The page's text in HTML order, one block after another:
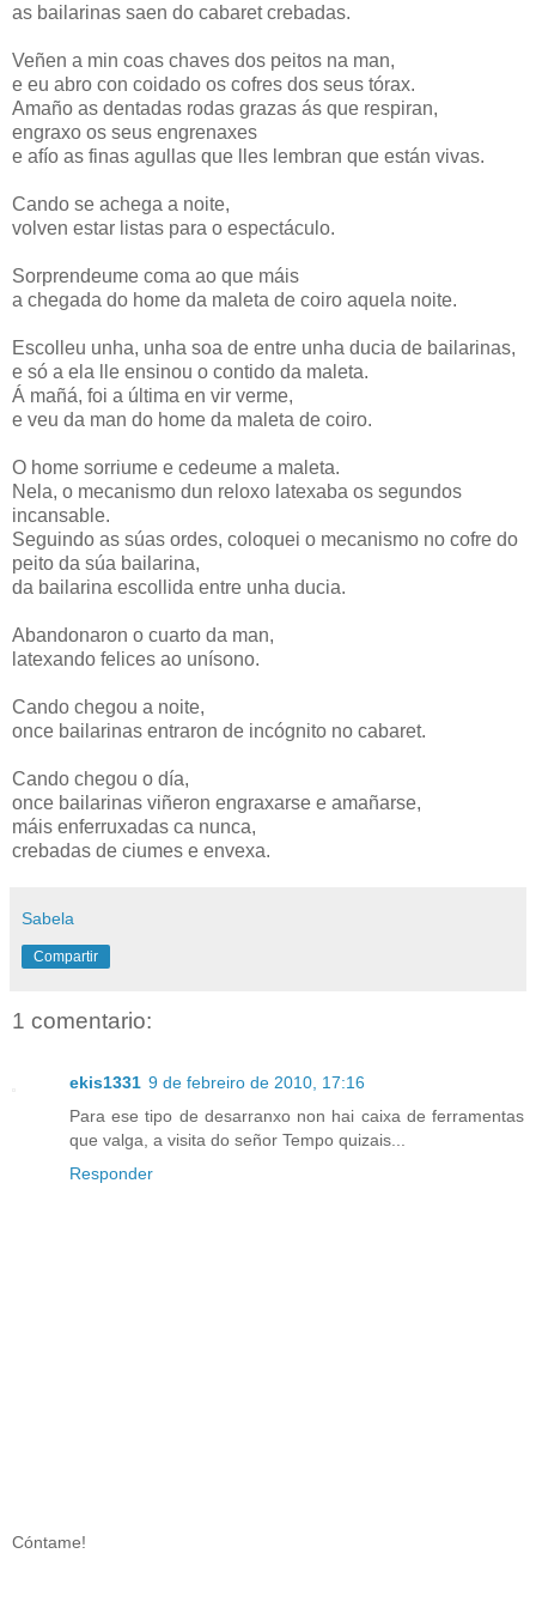
as bailarinas saen do cabaret crebadas.
Veñen a min coas chaves dos peitos na man,
e eu abro con coidado os cofres dos seus tórax.
Amaño as dentadas rodas grazas ás que respiran,
engraxo os seus engrenaxes
e afío as finas agullas que lles lembran que están vivas.
Cando se achega a noite,
volven estar listas para o espectáculo.
Sorprendeume coma ao que máis
a chegada do home da maleta de coiro aquela noite.
Escolleu unha, unha soa de entre unha ducia de bailarinas,
e só a ela lle ensinou o contido da maleta.
Á mañá, foi a última en vir verme,
e veu da man do home da maleta de coiro.
O home sorriume e cedeume a maleta.
Nela, o mecanismo dun reloxo latexaba os segundos
incansable.
Seguindo as súas ordes, coloquei o mecanismo no cofre do
peito da súa bailarina,
da bailarina escollida entre unha ducia.
Abandonaron o cuarto da man,
latexando felices ao unísono.
Cando chegou a noite,
once bailarinas entraron de incógnito no cabaret.
Cando chegou o día,
once bailarinas viñeron engraxarse e amañarse,
máis enferruxadas ca nunca,
crebadas de ciumes e envexa.
Sabela
Compartir
1 comentario:
ekis1331 9 de febreiro de 2010, 17:16
Para ese tipo de desarranxo non hai caixa de ferramentas
que valga, a visita do señor Tempo quizais...
Responder
Cóntame!